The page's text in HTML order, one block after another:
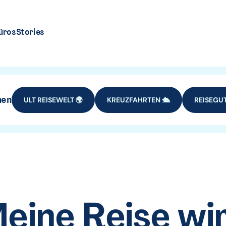
Stories
ULT REISEWELT 🌍 KREUZFAHRTEN 🛳️
Reise